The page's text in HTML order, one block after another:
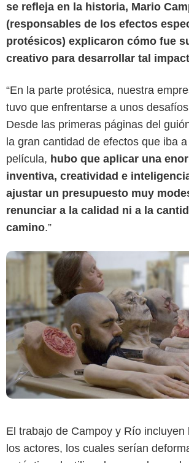
se refleja en la historia, Mario
(responsables de los efectos
protésicos) explicaron cómo fue
creativo para desarrollar tal
“En la parte protésica, nuestra
tuvo que enfrentarse a unos
Desde las primeras páginas del
la gran cantidad de efectos que iba
película, hubo que aplicar una
inventiva, creatividad e
ajustar un presupuesto muy
renunciar a la calidad ni a la
camino.”
El trabajo de Campoy y Río incluyen
los actores, los cuales serían